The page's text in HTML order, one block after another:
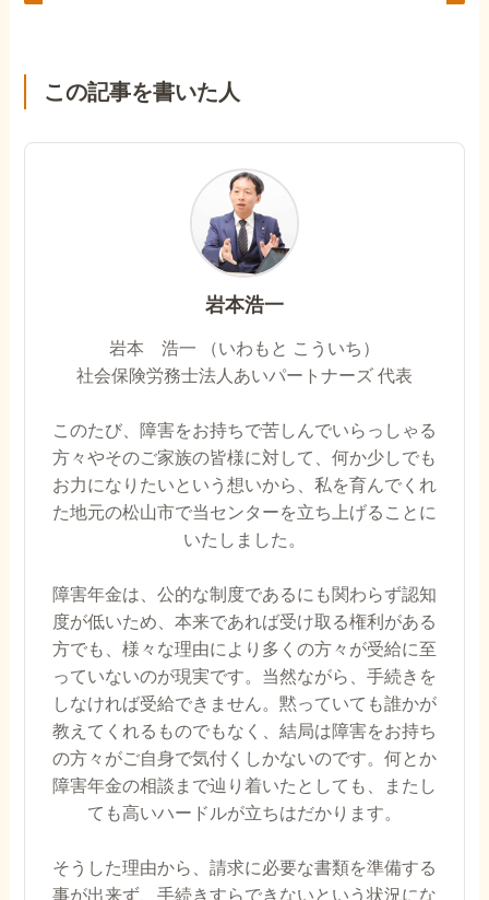
この記事を書いた人
岩本浩一
岩本 浩一 （いわもと こういち）
社会保険労務士法人あいパートナーズ 代表
このたび、障害をお持ちで苦しんでいらっしゃる
方々やそのご家族の皆様に対して、何か少しでも
お力になりたいという想いから、私を育んでくれ
た地元の松山市で当センターを立ち上げることに
いたしました。
障害年金は、公的な制度であるにも関わらず認知
度が低いため、本来であれば受け取る権利がある
方でも、様々な理由により多くの方々が受給に至
っていないのが現実です。当然ながら、手続きを
しなければ受給できません。黙っていても誰かが
教えてくれるものでもなく、結局は障害をお持ち
の方々がご自身で気付くしかないのです。何とか
障害年金の相談まで辿り着いたとしても、またし
ても高いハードルが立ちはだかります。
そうした理由から、請求に必要な書類を準備する
事が出来ず、手続きすらできないという状況にな